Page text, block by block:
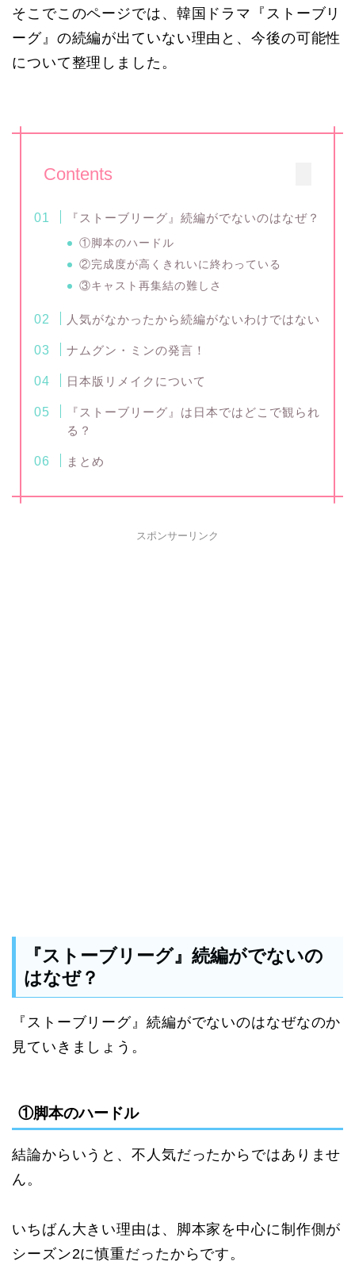
そこでこのページでは、韓国ドラマ『ストーブリ
ーグ』の続編が出ていない理由と、今後の可能性
について整理しました。
Contents
『ストーブリーグ』続編がでないのはなぜ？
①脚本のハードル
②完成度が高くきれいに終わっている
③キャスト再集結の難しさ
人気がなかったから続編がないわけではない
ナムグン・ミンの発言！
日本版リメイクについて
『ストーブリーグ』は日本ではどこで観られ
る？
まとめ
スポンサーリンク
『ストーブリーグ』続編がでないの
はなぜ？
『ストーブリーグ』続編がでないのはなぜなのか
見ていきましょう。
①脚本のハードル
結論からいうと、不人気だったからではありませ
ん。
いちばん大きい理由は、脚本家を中心に制作側が
シーズン2に慎重だったからです。